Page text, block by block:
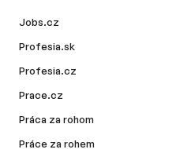
Jobs.cz
Profesia.sk
Profesia.cz
Prace.cz
Práca za rohom
Práce za rohem